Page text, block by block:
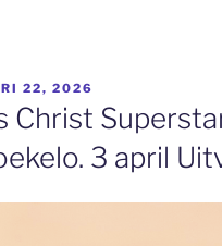
22, 2026
Christ
3 april